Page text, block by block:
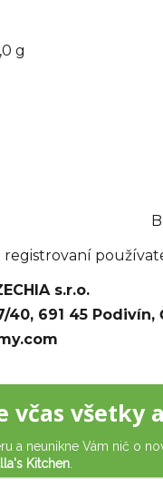
g
registrovaní
s.r.o.
40, 691 45
včas všetky
a neunikne Vám nič o
Kitchen.